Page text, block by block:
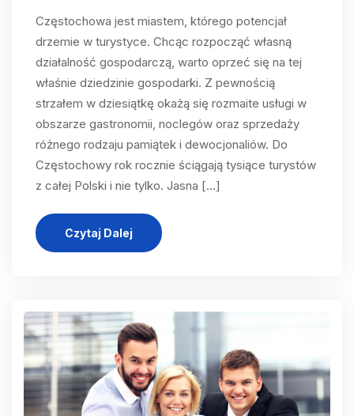
Częstochowa jest miastem, którego potencjał
drzemie w turystyce. Chcąc rozpocząć własną
działalność gospodarczą, warto oprzeć się na tej
właśnie dziedzinie gospodarki. Z pewnością
strzałem w dziesiątkę okażą się rozmaite usługi w
obszarze gastronomii, noclegów oraz sprzedaży
różnego rodzaju pamiątek i dewocjonaliów. Do
Częstochowy rok rocznie ściągają tysiące turystów
z całej Polski i nie tylko. Jasna […]
Czytaj Dalej